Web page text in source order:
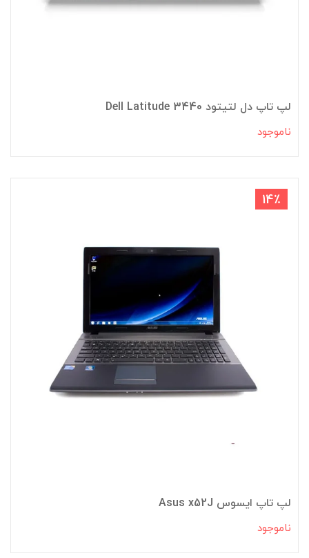
لپ تاپ دل لتیتود Dell Latitude 3440
ناموجود
14٪
لپ تاپ ایسوس Asus x52J
ناموجود